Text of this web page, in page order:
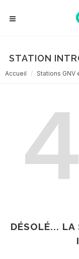
STATION
Accueil Stations GNV
DÉSOLÉ... LA